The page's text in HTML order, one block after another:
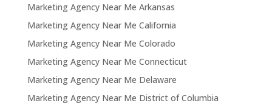
Marketing Agency Near Me Arkansas
Marketing Agency Near Me California
Marketing Agency Near Me Colorado
Marketing Agency Near Me Connecticut
Marketing Agency Near Me Delaware
Marketing Agency Near Me District of Columbia